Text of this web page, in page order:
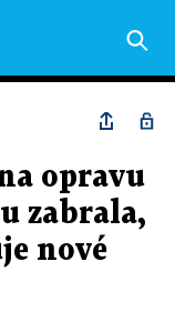
opravu
zabrala,
nové